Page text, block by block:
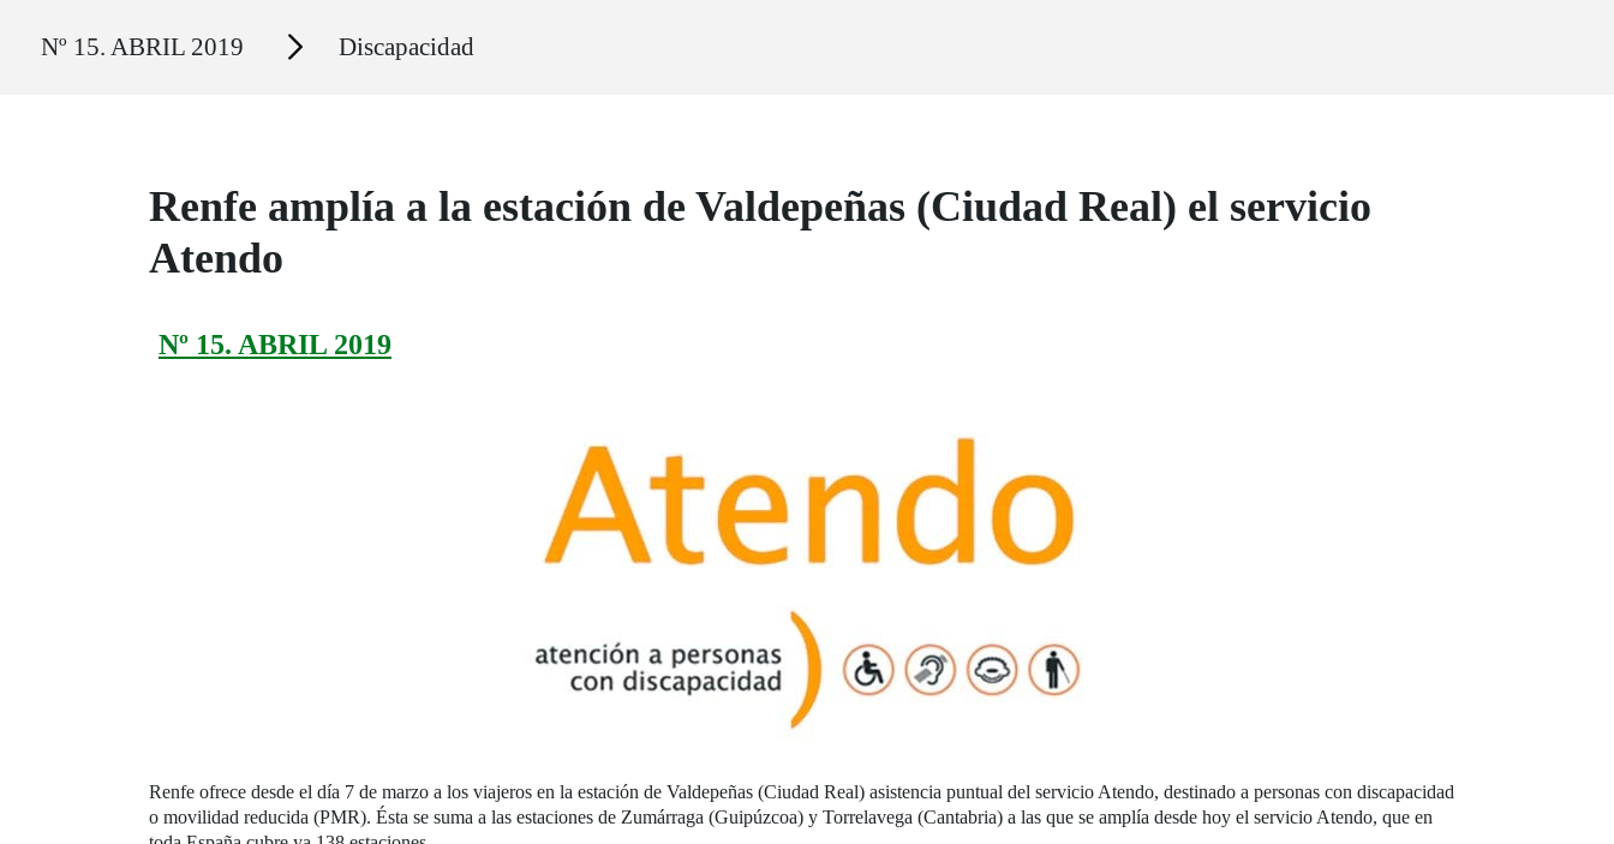
Nº 15. ABRIL 2019 Secciones Discapacidad
Renfe amplía a la estación de Valdepeñas (Ciudad Real) el servicio
Atendo
Nº 15. ABRIL 2019
Renfe ofrece desde el día 7 de marzo a los viajeros en la estación de Valdepeñas (Ciudad Real) asistencia puntual del servicio Atendo, destinado a personas con discapacidad
o movilidad reducida (PMR). Ésta se suma a las estaciones de Zumárraga (Guipúzcoa) y Torrelavega (Cantabria) a las que se amplía desde hoy el servicio Atendo, que en